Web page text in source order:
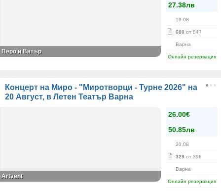
27.38лв
19.08
680 от 847
Варна
Онлайн резервация
Перо и Вятър
Концерт на Миро - "Миротворци - Турне 2026" на
20 Август, в Летен Театър Варна
26.00€
50.85лв
20.08
329 от 398
Варна
Онлайн резервация
Artvent